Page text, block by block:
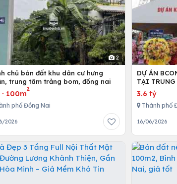
2
chủ bán đất khu dân cư hưng
trung tâm trảng bom, đồng nai
· 100m
2
phố Đồng Nai
2026
DỰ ÁN
TẠI TRUNG
3.6 tỷ
Thành phố
16/06/2026